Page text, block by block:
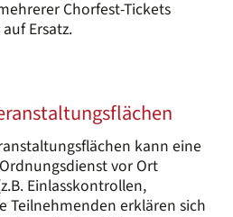
Chorfest-Tickets
Ersatz.
kann eine
vor Ort
Einlasskontrollen,
Teilnehmenden erklären sich